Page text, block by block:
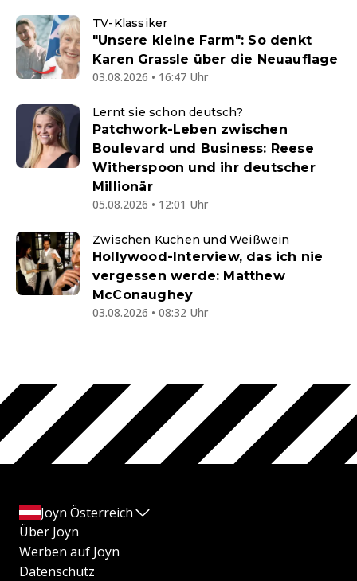
TV-Klassiker
"Unsere kleine Farm": So denkt
Karen Grassle über die Neuauflage
03.08.2026 • 16:47 Uhr
Lernt sie schon deutsch?
Patchwork-Leben zwischen
Boulevard und Business: Reese
Witherspoon und ihr deutscher
Millionär
05.08.2026 • 12:01 Uhr
Zwischen Kuchen und Weißwein
Hollywood-Interview, das ich nie
vergessen werde: Matthew
McConaughey
03.08.2026 • 08:32 Uhr
Joyn Österreich
Über Joyn
Werben auf Joyn
Datenschutz